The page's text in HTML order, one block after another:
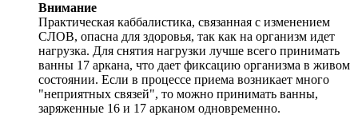
Внимание
Практическая каббалистика, связанная с изменением
СЛОВ, опасна для здоровья, так как на организм идет
нагрузка. Для снятия нагрузки лучше всего принимать
ванны 17 аркана, что дает фиксацию организма в живом
состоянии. Если в процессе приема возникает много
"неприятных связей", то можно принимать ванны,
заряженные 16 и 17 арканом одновременно.